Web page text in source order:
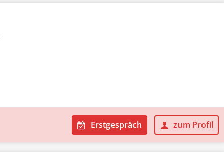
Erstgespräch zum Profil